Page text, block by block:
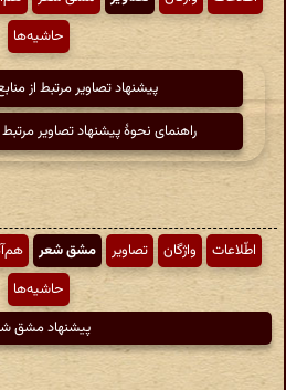
حاشیه‌ها
پیشنهاد تصاویر مرتبط از
راهنمای نحوهٔ پیشنهاد تصاویر
اطّلاعات واژگان تصاویر مشق شعر
حاشیه‌ها
پیشنهاد مشق